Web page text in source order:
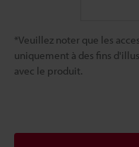
*Veuillez noter que les
uniquement à des fins
avec le produit.